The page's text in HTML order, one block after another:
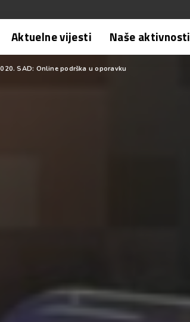
Aktuelne vijesti Naše aktivnosti
SAD: Online podrška u oporavku